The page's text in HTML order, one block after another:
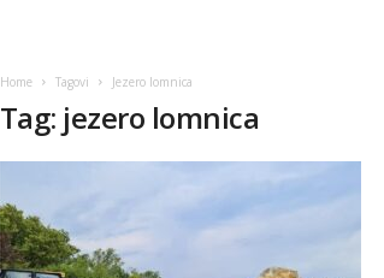
Home Tagovi Jezero lomnica
Tag: jezero lomnica